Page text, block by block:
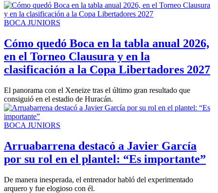
BOCA JUNIORS
Cómo quedó Boca en la tabla anual 2026,
en el Torneo Clausura y en la
clasificación a la Copa Libertadores 2027
El panorama con el Xeneize tras el último gran resultado que
consiguió en el estadio de Huracán.
BOCA JUNIORS
Arruabarrena destacó a Javier García
por su rol en el plantel: “Es importante”
De manera inesperada, el entrenador habló del experimentado
arquero y fue elogioso con él.